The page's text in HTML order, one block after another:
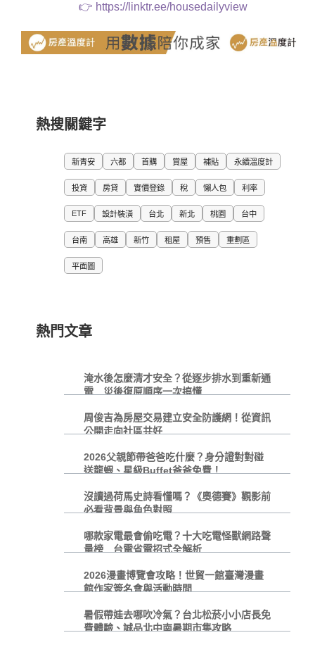
👉 https://linktr.ee/housedailyview
熱搜關鍵字
新青安 六都 首購 賞屋 補貼 永續溫度計
投資 房貸 實價登錄 稅 懶人包 利率
ETF 設計裝潢 台北 新北 桃園 台中
台南 高雄 新竹 租屋 預售 重劃區
平面圖
熱門文章
淹水後怎麼清才安全？從逐步排水到重新通
電 災後復原順序一次搞懂
周俊吉為房屋交易建立安全防護網！從資訊
公開走向社區共好
2026父親節帶爸爸吃什麼？身分證對對碰
送龍蝦、星級Buffet爸爸免費！
沒讀過荷馬史詩看懂嗎？《奧德賽》觀影前
必看背景與角色對照
哪款家電最會偷吃電？十大吃電怪獸網路聲
量榜 台電省電招式全解析
2026漫畫博覽會攻略！世貿一館臺灣漫畫
館作家簽名會與活動時間
暑假帶娃去哪吹冷氣？台北松菸小小店長免
費體驗、誠品北中南暑期市集攻略